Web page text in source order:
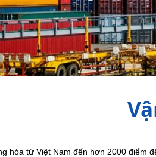
hóa từ Việt Nam đến hơn 2000